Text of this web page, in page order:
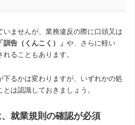
いませんが、業務違反の際に口頭又は
「訓告（くんこく）」 や、さらに軽い
れることもあります。
下るかは変わりますが、いずれかの処
は認識しておきましょう。
就業規則の確認が必須